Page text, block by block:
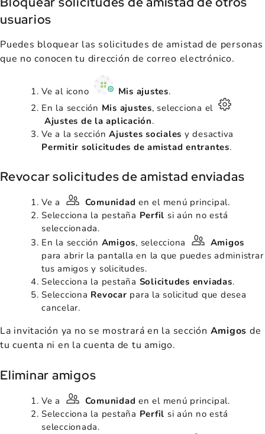
usuarios
Puedes bloquear las solicitudes de amistad de personas
que no conocen tu dirección de correo electrónico.
Ve al icono Mis ajustes.
En la sección Mis ajustes, selecciona el
Ajustes de la aplicación.
Ve a la sección Ajustes sociales y desactiva
Permitir solicitudes de amistad entrantes.
Revocar solicitudes de amistad enviadas
Ve a Comunidad en el menú principal.
Selecciona la pestaña Perfil si aún no está
seleccionada.
En la sección Amigos, selecciona
Amigos
para abrir la pantalla en la que puedes administrar
tus amigos y solicitudes.
Selecciona la pestaña Solicitudes enviadas.
Selecciona Revocar para la solicitud que desea
cancelar.
La invitación ya no se mostrará en la sección Amigos de
tu cuenta ni en la cuenta de tu amigo.
Eliminar amigos
Ve a Comunidad en el menú principal.
Selecciona la pestaña Perfil si aún no está
seleccionada.